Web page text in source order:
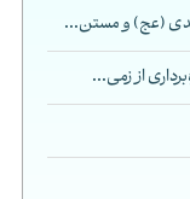
(عج) و مستن...
از زمی...